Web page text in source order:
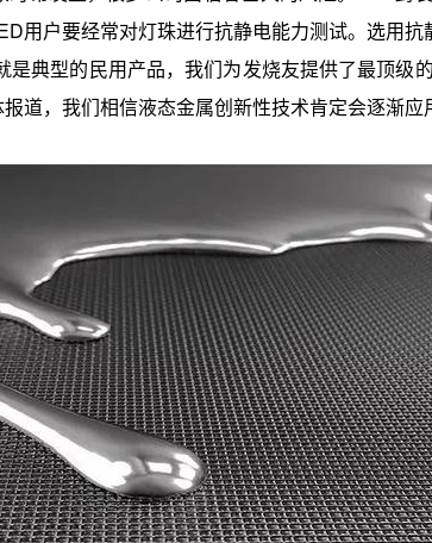
用户要经常对灯珠进行抗静电能力测试。选用抗
型的民用产品，我们为发烧友提供了最顶级
道，我们相信液态金属创新性技术肯定会逐渐应